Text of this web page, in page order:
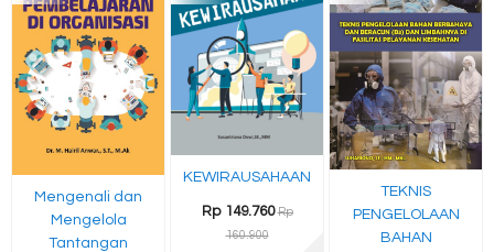
Mengenali dan
Mengelola
Tantangan
KEWIRAUSAHAAN
Rp 149.760 Rp
160.900
TEKNIS
PENGELOLAAN
BAHAN